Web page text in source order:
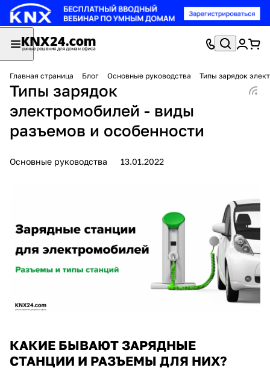
Главная страница Блог Основные руководства Типы зарядок
Типы зарядок
электромобилей - виды
разъемов и особенности
Основные руководства 13.01.2022
КАКИЕ БЫВАЮТ ЗАРЯДНЫЕ
СТАНЦИИ И РАЗЪЕМЫ ДЛЯ НИХ?